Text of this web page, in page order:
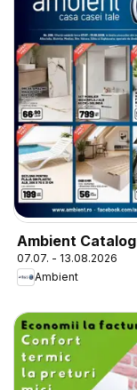
Ambient Catalog
07.07. - 13.08.2026
Ambient